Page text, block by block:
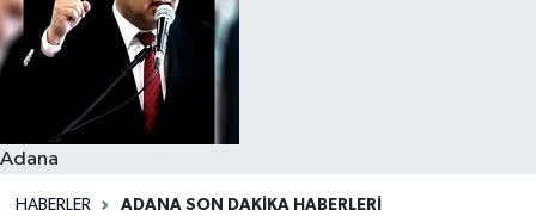
Adana
HABERLER ADANA SON DAKIKA HABERLERI
Resmi İlanlar